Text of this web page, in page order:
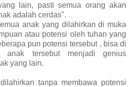
lain, pasti semua orang akan
adalah cerdas".
anak yang dilahirkan di muka
atau potensi oleh tuhan yang
pun potensi tersebut , bisa di
anak tersebut menjadi genius
yang lain.
tanpa membawa potensi